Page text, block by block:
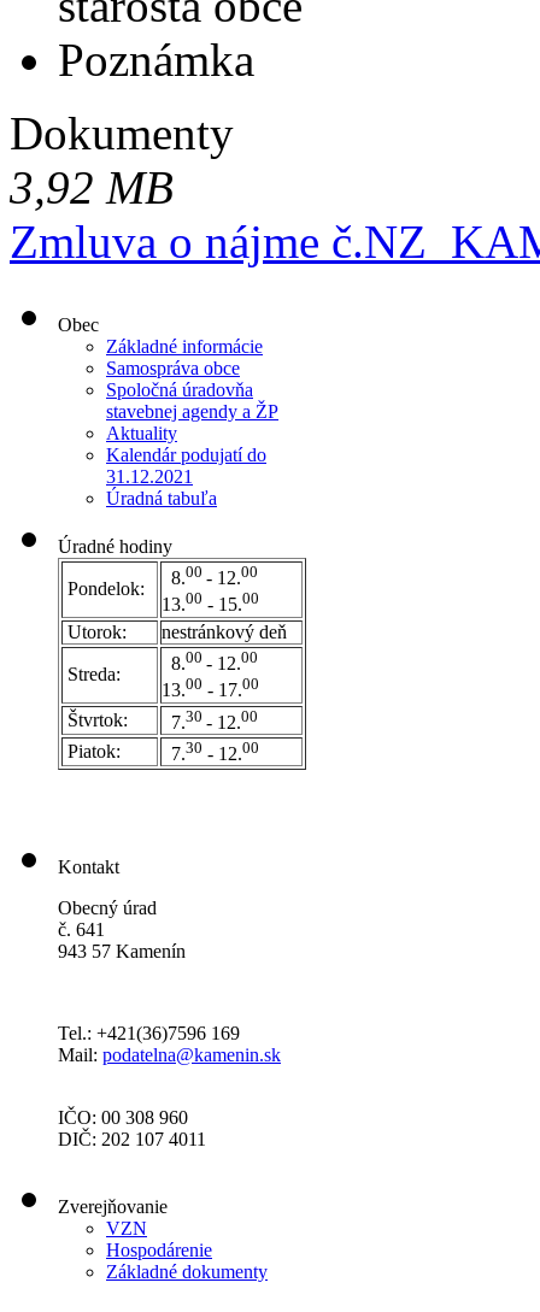
Poznámka
Dokumenty
3,92 MB
Zmluva o nájme
Obec
Základné informácie
Samospráva obce
Spoločná úradovňa
stavebnej agendy a ŽP
Aktuality
Kalendár podujatí do
31.12.2021
Úradná tabuľa
Úradné hodiny
Pondelok:
8.00 - 12.00
13.00 - 15.00
Utorok: nestránkový deň
Streda:
8.00 - 12.00
13.00 - 17.00
Štvrtok: 7.30 - 12.00
Piatok: 7.30 - 12.00
Kontakt
Obecný úrad
č. 641
943 57 Kamenín
Tel.: +421(36)7596 169
Mail: podatelna@kamenin.sk
IČO: 00 308 960
DIČ: 202 107 4011
Zverejňovanie
VZN
Hospodárenie
Základné dokumenty